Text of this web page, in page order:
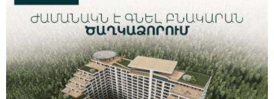
սահմանել. 303 միլիոն դիտում՝ 24 ժամում
23:58:58 8-08-2026
23-ամյա ուսանողի մշակած հավելվածը
հարավկորեական App Store-ում շրջանցել է
նույնիսկ Google Maps-ը